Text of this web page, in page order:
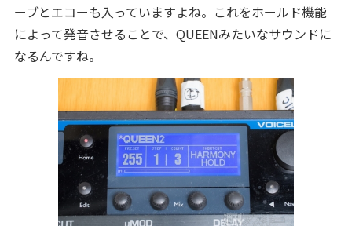
ーブとエコーも入っていますよね。これをホールド機能
によって発音させることで、QUEENみたいなサウンドに
なるんですね。